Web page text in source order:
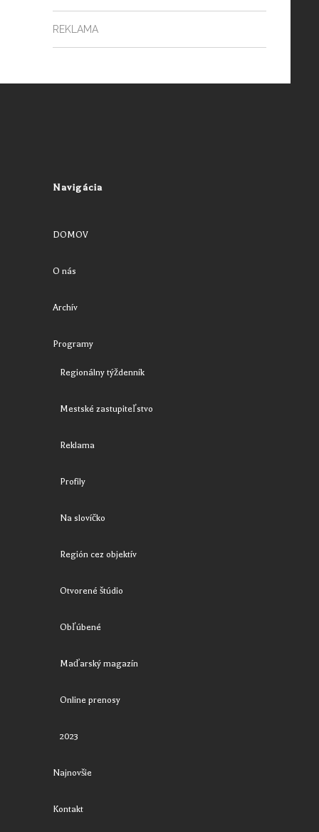
REKLAMA
Navigácia
DOMOV
O nás
Archív
Programy
Regionálny týždenník
Mestské zastupiteľstvo
Reklama
Profily
Na slovíčko
Región cez objektív
Otvorené štúdio
Obľúbené
Maďarský magazín
Online prenosy
2023
Najnovšie
Kontakt